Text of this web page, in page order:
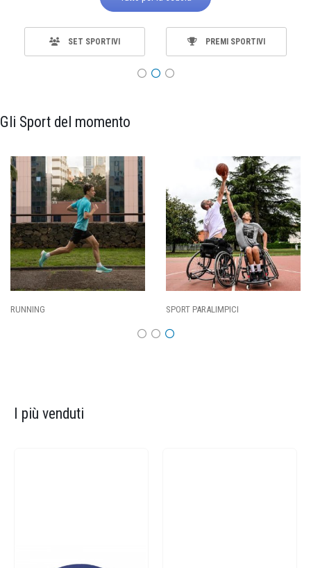
SET SPORTIVI PREMI SPORTIVI
Gli Sport del momento
CALCIO
I più venduti